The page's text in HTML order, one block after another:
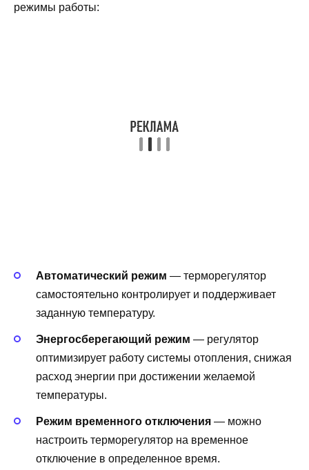
режимы работы:
Автоматический режим — терморегулятор
самостоятельно контролирует и поддерживает
заданную температуру.
Энергосберегающий режим — регулятор
оптимизирует работу системы отопления, снижая
расход энергии при достижении желаемой
температуры.
Режим временного отключения — можно
настроить терморегулятор на временное
отключение в определенное время.